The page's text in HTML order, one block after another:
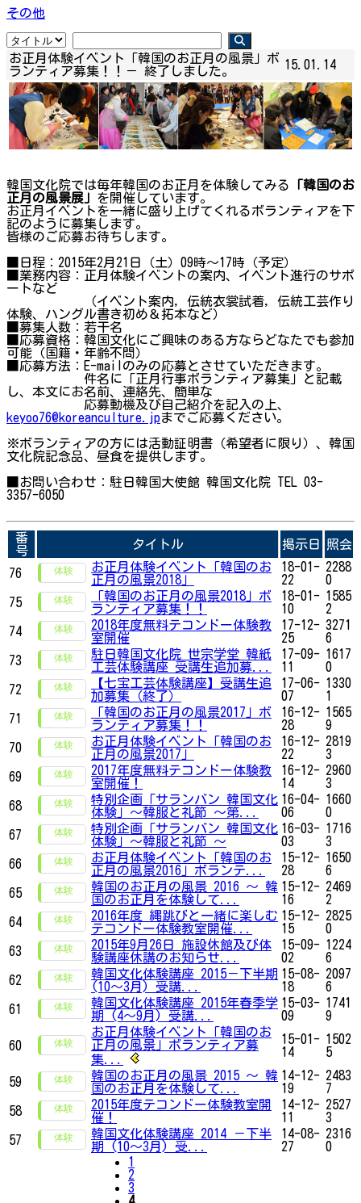
その他
お正月体験イベント「韓国のお正月の風景」ボ
ランティア募集！！－ 終了しました。
15.01.14
韓国文化院では毎年韓国のお正月を体験してみる
「韓国のお
正月の風景展」 を開催しています。
お正月イベントを一緒に盛り上げてくれるボランティアを下
記のように募集します。
皆様のご応募お待ちします。
■日程：2015年2月21日（土）09時〜17時（予定）
■業務内容：正月体験イベントの案内、イベント進行のサポ
ートなど
（イベント案内, 伝統衣裳試着, 伝統工芸作り
体験、ハングル書き初め＆拓本など）
■募集人数：若干名
■応募資格：韓国文化にご興味のある方ならどなたでも参加
可能（国籍・年齢不問）
■応募方法：E-mailのみの応募とさせていただきます。
件名に「正月行事ボランティア募集」と記載
し、本文にお名前、連絡先、簡単な
応募動機及び自己紹介を記入の上、
keyoo76@koreanculture.jpまでご応募ください。
※ボランティアの方には活動証明書（希望者に限り）、韓国
文化院記念品、昼食を提供します。
■お問い合わせ：駐日韓国大使館 韓国文化院 TEL 03-
3357-6050
番
号
タイトル 掲示日 照会
76
お正月体験イベント「韓国のお
正月の風景2018」
18-01-
22
2288
0
75
「韓国のお正月の風景2018」ボ
ランティア募集！！
18-01-
10
1585
2
74
2018年度無料テコンドー体験教
室開催
17-12-
25
3271
6
73
駐日韓国文化院 世宗学堂 韓紙
工芸体験講座 受講生追加募...
17-09-
11
1617
0
72
【七宝工芸体験講座】受講生追
加募集（終了）
17-06-
07
1330
1
71
「韓国のお正月の風景2017」ボ
ランティア募集！！
16-12-
28
1565
9
70
お正月体験イベント「韓国のお
正月の風景2017」
16-12-
22
2819
3
69
2017年度無料テコンドー体験教
室開催！
16-12-
14
2960
3
68
特別企画「サランバン 韓国文化
体験」～韓服と礼節 ～第...
16-04-
06
1660
0
67
特別企画「サランバン 韓国文化
体験」～韓服と礼節 ～
16-03-
03
1716
3
66
お正月体験イベント「韓国のお
正月の風景2016」ボランテ...
15-12-
28
1650
6
65
韓国のお正月の風景 2016 ～ 韓
国のお正月を体験して...
15-12-
16
2469
2
64
2016年度 縄跳びと一緒に楽しむ
テコンドー体験教室開催...
15-12-
15
2825
0
63
2015年9月26日 施設休館及び体
験講座休講のお知らせ...
15-09-
02
1224
6
62
韓国文化体験講座 2015－下半期
(10～3月) 受講...
15-08-
18
2097
6
61
韓国文化体験講座 2015年春季学
期 (4～9月) 受講...
15-03-
09
1741
9
60
お正月体験イベント「韓国のお
正月の風景」ボランティア募
集...
15-01-
14
1502
5
59
韓国のお正月の風景 2015 ～ 韓
国のお正月を体験して...
14-12-
19
2483
7
58
2015年度テコンドー体験教室開
催！
14-12-
11
2527
3
57
韓国文化体験講座 2014 －下半
期 (10～3月) 受...
14-08-
27
2316
0
1
2
3